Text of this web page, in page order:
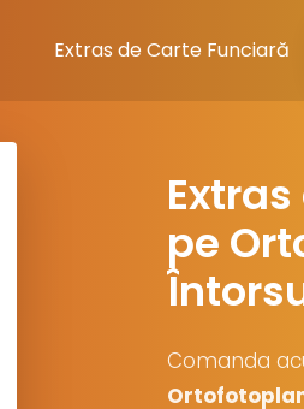
Extras de Carte Funciară
pe
Comanda